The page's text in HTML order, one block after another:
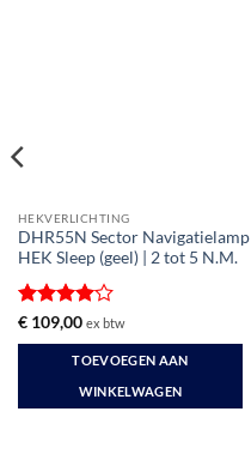
HEKVERLICHTING
DHR55N Sector Navigatielamp
HEK Sleep (geel) | 2 tot 5 N.M.
Gewaardeerd
4uit 5
€109,00 ex btw
TOEVOEGEN AAN
WINKELWAGEN